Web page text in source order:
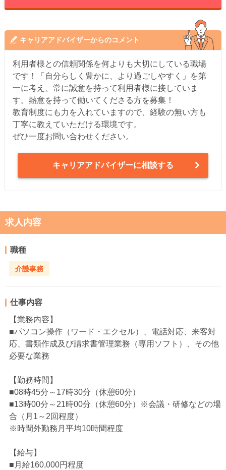
キャリアアドバイザーからのコメント
利用者様との信頼関係を何よりも大切にしている職場
です！「自分らしく豊かに、より過ごしやすく」を第
一に考え、常に誠意を持って利用者様に接していま
す。熱意を持って働いてくださる方を募集！
教育制度にも力を入れていますので、経験の無い方も
丁寧に教えていただける環境です。
ぜひ一度お問い合わせください。
キャリアアドバイザーに相談する
求人内容
職種
介護事務
仕事内容
【業務内容】
■パソコン操作（ワード・エクセル）、電話対応、来客対
応、書類作成及び請求書管理業務（専用ソフト）、その他
必要な業務
【勤務時間】
■08時45分～17時30分（休憩60分）
■13時00分～21時00分（休憩60分）※会議・研修などの場
合（月1～2回程度）
※時間外勤務月平均10時間程度
【給与】
■月給160,000円程度